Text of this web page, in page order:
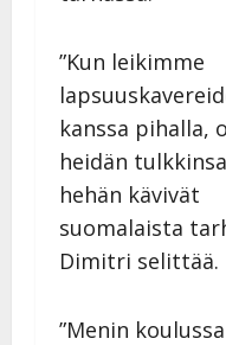
”Kun leikimme
kanssa pihalla,
heidän
hehän kävivät
suomalaista
Dimitri selittää.
”Menin koulussa